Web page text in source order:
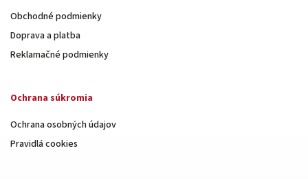
Obchodné podmienky
Doprava a platba
Reklamačné podmienky
Ochrana súkromia
Ochrana osobných údajov
Pravidlá cookies